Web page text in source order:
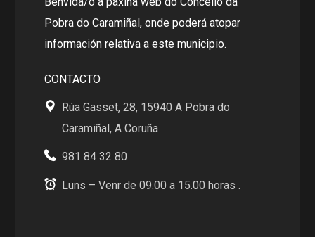
Pobra do Caramiñal, onde poderá atopar
información relativa a este municipio.
CONTACTO
Rúa Gasset, 28, 15940 A Pobra do
Caramiñal, A Coruña
981 84 32 80
Luns – Venr de 09.00 a 15.00 horas .